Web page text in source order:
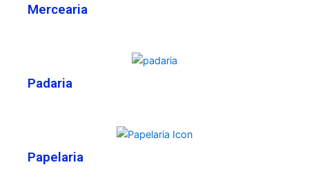
Mercearia
Padaria
Papelaria